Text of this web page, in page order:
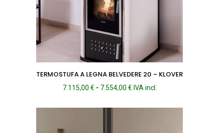
TERMOSTUFA A LEGNA BELVEDERE 20 – KLOVER
7.115,00 € - 7.554,00 €Fascia
prezzo:
IVA incl.